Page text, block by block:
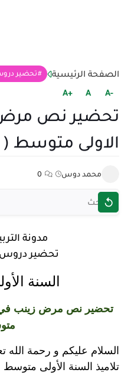
الصفحة الرئيسية تحضير دروس
+A A -A
تحضير نص مرض
الاولى متوسط (
محمد دوس 0
مدونة
تحضير دروس
السنة
تحضير نص مرض زينب في
السلام عليكم و رحمة الله
تلاميذ السنة الأولى متوسط